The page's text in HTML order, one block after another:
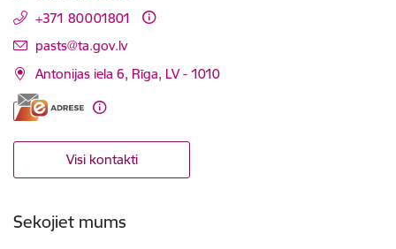
+371 80001801
E-pasts:
pasts@ta.gov.lv
Antonijas iela 6, Rīga, LV - 1010
Visi kontakti
Sekojiet mums